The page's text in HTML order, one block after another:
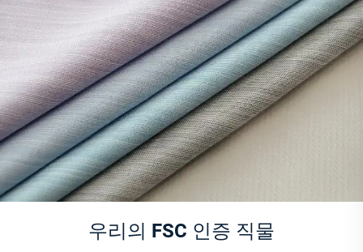
우리의 FSC 인증 직물